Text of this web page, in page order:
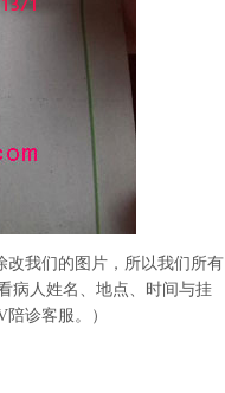
改我们的图片，所以我们所有
病人姓名、地点、时间与挂
诊客服。）